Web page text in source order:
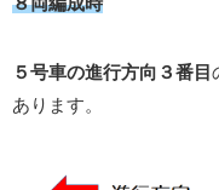
５号車の進行方向３番目
あります。